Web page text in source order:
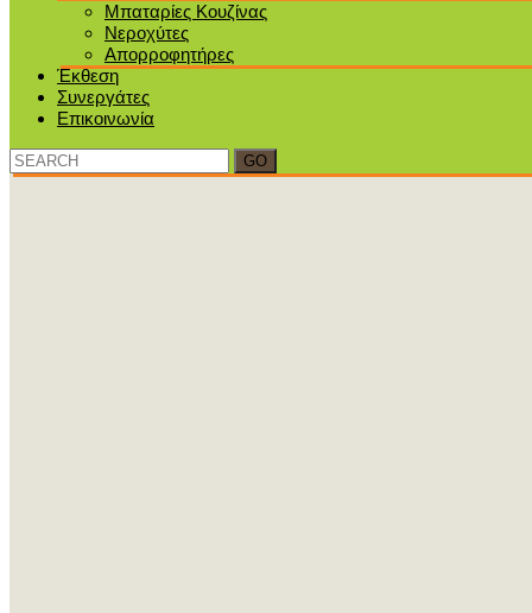
Μπαταρίες Κουζίνας
Νεροχύτες
Απορροφητήρες
Έκθεση
Συνεργάτες
Επικοινωνία
Search
for: